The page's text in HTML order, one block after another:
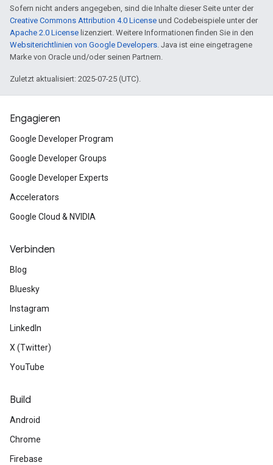
Sofern nicht anders angegeben, sind die Inhalte dieser Seite unter der
Creative Commons Attribution 4.0 License und Codebeispiele unter der
Apache 2.0 License lizenziert. Weitere Informationen finden Sie in den
Websiterichtlinien von Google Developers. Java ist eine eingetragene
Marke von Oracle und/oder seinen Partnern.
Zuletzt aktualisiert: 2025-07-25 (UTC).
Engagieren
Google Developer Program
Google Developer Groups
Google Developer Experts
Accelerators
Google Cloud & NVIDIA
Verbinden
Blog
Bluesky
Instagram
LinkedIn
X (Twitter)
YouTube
Build
Android
Chrome
Firebase